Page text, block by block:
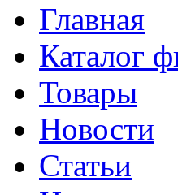
Главная
Каталог
Товары
Новости
Статьи